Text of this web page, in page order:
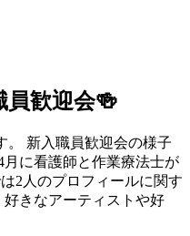
員歓迎会🍻
。 新入職員歓迎会の様子
に看護師と作業療法士が
2人のプロフィールに関す
きなアーティストや好